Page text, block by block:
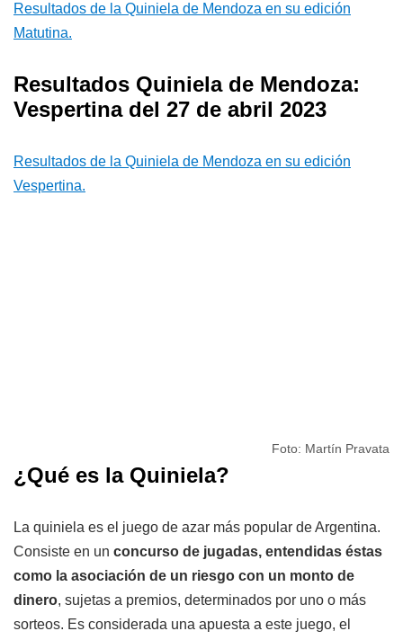
Resultados de la Quiniela de Mendoza en su edición
Matutina.
Resultados Quiniela de Mendoza:
Vespertina del 27 de abril 2023
Resultados de la Quiniela de Mendoza en su edición
Vespertina.
Foto: Martín Pravata
¿Qué es la Quiniela?
La quiniela es el juego de azar más popular de Argentina.
Consiste en un concurso de jugadas, entendidas éstas
como la asociación de un riesgo con un monto de
dinero, sujetas a premios, determinados por uno o más
sorteos. Es considerada una apuesta a este juego, el